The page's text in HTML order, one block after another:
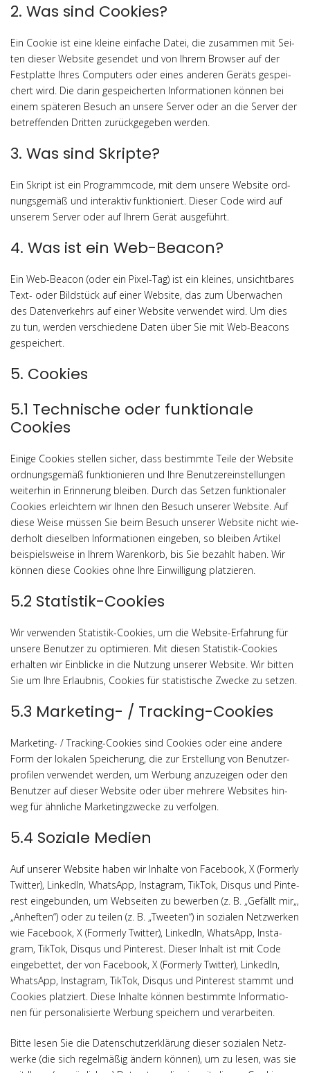
2. Was sind Cookies?
Ein Coo­kie ist eine klei­ne ein­fa­che Datei, die zusam­men mit Sei­
ten die­ser Web­site gesen­det und von Ihrem Brow­ser auf der
Fest­plat­te Ihres Com­pu­ters oder eines ande­ren Geräts gespei­
chert wird. Die dar­in gespei­cher­ten Infor­ma­tio­nen kön­nen bei
einem spä­te­ren Besuch an unse­re Ser­ver oder an die Ser­ver der
betref­fen­den Drit­ten zurück­ge­ge­ben werden.
3. Was sind Skripte?
Ein Skript ist ein Pro­gramm­code, mit dem unse­re Web­site ord­
nungs­ge­mäß und inter­ak­tiv funk­tio­niert. Die­ser Code wird auf
unse­rem Ser­ver oder auf Ihrem Gerät ausgeführt.
4. Was ist ein Web-Beacon?
Ein Web-Bea­con (oder ein Pixel-Tag) ist ein klei­nes, unsicht­ba­res
Text- oder Bild­stück auf einer Web­site, das zum Über­wa­chen
des Daten­ver­kehrs auf einer Web­site ver­wen­det wird. Um dies
zu tun, wer­den ver­schie­de­ne Daten über Sie mit Web-Bea­cons
gespeichert.
5. Cookies
5.1 Technische oder funktionale
Cookies
Eini­ge Coo­kies stel­len sicher, dass bestimm­te Tei­le der Web­site
ord­nungs­ge­mäß funk­tio­nie­ren und Ihre Benut­zer­ein­stel­lun­gen
wei­ter­hin in Erin­ne­rung blei­ben. Durch das Set­zen funk­tio­na­ler
Coo­kies erleich­tern wir Ihnen den Besuch unse­rer Web­site. Auf
die­se Wei­se müs­sen Sie beim Besuch unse­rer Web­site nicht wie­
der­holt die­sel­ben Infor­ma­tio­nen ein­ge­ben, so blei­ben Arti­kel
bei­spiels­wei­se in Ihrem Waren­korb, bis Sie bezahlt haben. Wir
kön­nen die­se Coo­kies ohne Ihre Ein­wil­li­gung platzieren.
5.2 Statistik-Cookies
Wir ver­wen­den Sta­tis­tik-Coo­kies, um die Web­site-Erfah­rung für
unse­re Benut­zer zu opti­mie­ren. Mit die­sen Sta­tis­tik-Coo­kies
erhal­ten wir Ein­bli­cke in die Nut­zung unse­rer Web­site. Wir bit­ten
Sie um Ihre Erlaub­nis, Coo­kies für sta­tis­ti­sche Zwe­cke zu setzen.
5.3 Marketing- / Tracking-Cookies
Mar­ke­ting- / Track­ing-Coo­kies sind Coo­kies oder eine ande­re
Form der loka­len Spei­che­rung, die zur Erstel­lung von Benut­zer­
pro­fi­len ver­wen­det wer­den, um Wer­bung anzu­zei­gen oder den
Benut­zer auf die­ser Web­site oder über meh­re­re Web­sites hin­
weg für ähn­li­che Mar­ke­ting­zwe­cke zu verfolgen.
5.4 Soziale Medien
Auf unse­rer Web­site haben wir Inhal­te von Face­book, X (Form­er­ly
Twit­ter), Lin­ke­dIn, Whats­App, Insta­gram, Tik­Tok, Dis­qus und Pin­te­
rest ein­ge­bun­den, um Web­sei­ten zu bewer­ben (z. B. „Gefällt mir„,
„Anhef­ten“) oder zu tei­len (z. B. „Twee­ten“) in sozia­len Netz­wer­ken
wie Face­book, X (Form­er­ly Twit­ter), Lin­ke­dIn, Whats­App, Insta­
gram, Tik­Tok, Dis­qus und Pin­te­rest. Die­ser Inhalt ist mit Code
ein­ge­bet­tet, der von Face­book, X (Form­er­ly Twit­ter), Lin­ke­dIn,
Whats­App, Insta­gram, Tik­Tok, Dis­qus und Pin­te­rest stammt und
Coo­kies plat­ziert. Die­se Inhal­te kön­nen bestimm­te Infor­ma­tio­
nen für per­so­na­li­sier­te Wer­bung spei­chern und verarbeiten.
Bit­te lesen Sie die Daten­schutz­er­klä­rung die­ser sozia­len Netz­
wer­ke (die sich regel­mä­ßig ändern kön­nen), um zu lesen, was sie